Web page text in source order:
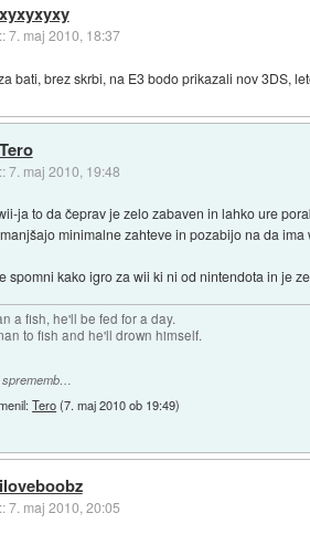
xyxyxyxy
::7. maj 2010, 18:37
bati, brez skrbi, na E3 bodo prikazali nov 3DS,
Tero
::7. maj 2010, 19:48
ja to da čeprav je zelo zabaven in lahko ure
minimalne zahteve in pozabijo na da ima
spomni kako igro za wii ki ni od nintendota in je
a fish, he'll be fed for a day.
to fish and he'll drown himself.
Tero(7. maj 2010 ob 19:49)
iloveboobz
::7. maj 2010, 20:05